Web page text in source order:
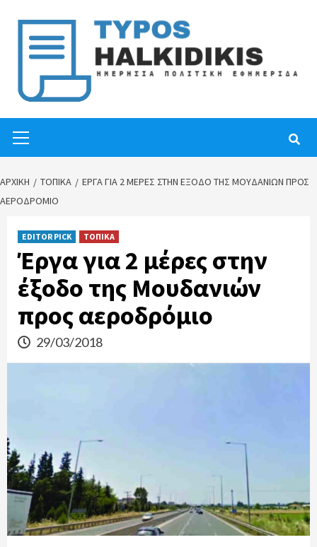
content
Menu
ΑΡΧΙΚΉ ΤΟΠΙΚΑ
ΈΡΓΑ ΓΙΑ 2 ΜΈΡΕΣ ΣΤΗΝ ΈΞΟΔΟ ΤΗΣ ΜΟΥΔΑΝΙΏΝ ΠΡΟΣ
ΑΕΡΟΔΡΌΜΙΟ
EDITOR PICK ΤΟΠΙΚΑ
Έργα για 2 μέρες στην
έξοδο της Μουδανιών
προς αεροδρόμιο
29/03/2018